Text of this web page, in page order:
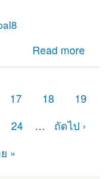
Read more
อัพเดท 3 พ.ค. 2560
17 18
19
24 …
ถัดไป ›
»